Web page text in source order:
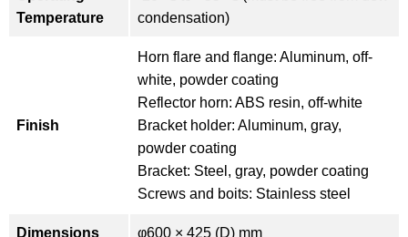
Temperature
condensation)
Finish
Horn flare and flange: Aluminum, off-
white, powder coating
Reflector horn: ABS resin, off-white
Bracket holder: Aluminum, gray,
powder coating
Bracket: Steel, gray, powder coating
Screws and boits: Stainless steel
Dimensions φ600 × 425 (D) mm